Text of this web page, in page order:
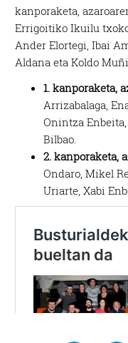
kanporaketa,
Errigoitiko Ikuilu
Ander Elortegi, Ibai
Aldana eta Koldo
1. kanporaketa,
Arrizabalaga,
Onintza
Bilbao.
2. kanporaketa,
Ondaro, Mikel
Uriarte, Xabi